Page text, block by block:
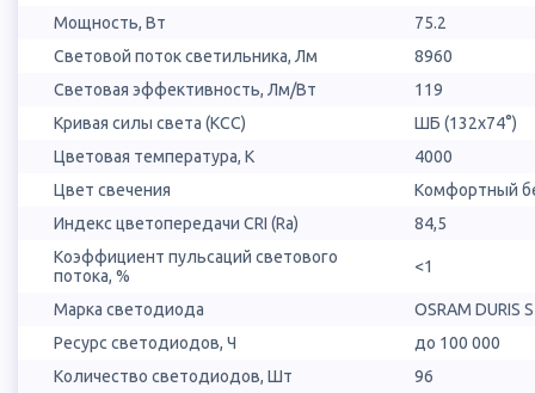
Мощность, Вт
75.2
Световой поток светильника, Лм
8960
Световая эффективность, Лм/Вт
119
Кривая силы света (КСС)
ШБ (132х74°)
Цветовая температура, К
4000
Цвет свечения
Комфортный
Индекс цветопередачи CRI (Ra)
84,5
Коэффициент пульсаций светового
потока, %
<1
Марка светодиода
OSRAM DURIS
Ресурс светодиодов, Ч
до 100 000
Количество светодиодов, Шт
96